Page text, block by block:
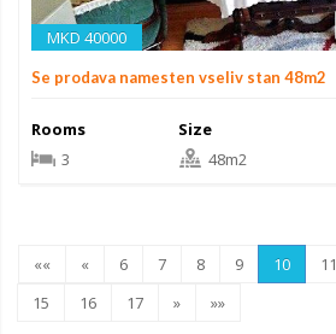
MKD 40000
Se prodava namesten vseliv stan 48m2
Rooms
3
Size
48m2
«« « 6 7 8 9 10 11
15
16 17 » »»